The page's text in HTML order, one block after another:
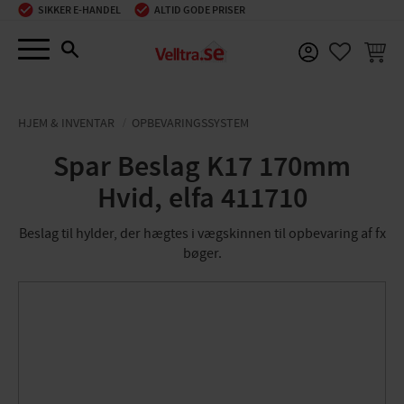
Menu
SIKKER E-HANDEL ALTID GODE PRISER
HJEM & INVENTAR OPBEVARINGSSYSTEM
Spar Beslag K17 170mm
Hvid, elfa 411710
Beslag til hylder, der hægtes i vægskinnen til opbevaring af fx
bøger.